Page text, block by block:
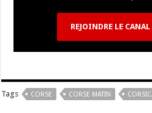
REJOINDRE LE
Tags CORSE CORSE MATIN